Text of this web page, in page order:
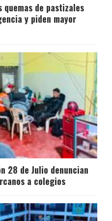
de pastizales
y piden mayor
28 de Julio denuncian
a colegios